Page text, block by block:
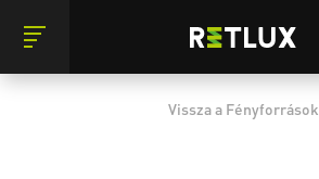
Vissza a Fényforrások